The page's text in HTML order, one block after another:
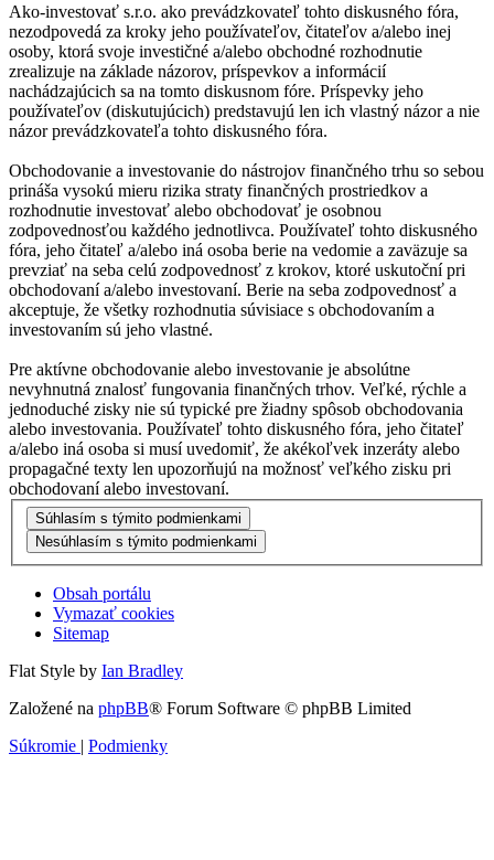
Ako-investovať s.r.o. ako prevádzkovateľ tohto diskusného fóra,
nezodpovedá za kroky jeho používateľov, čitateľov a/alebo inej
osoby, ktorá svoje investičné a/alebo obchodné rozhodnutie
zrealizuje na základe názorov, príspevkov a informácií
nachádzajúcich sa na tomto diskusnom fóre. Príspevky jeho
používateľov (diskutujúcich) predstavujú len ich vlastný názor a nie
názor prevádzkovateľa tohto diskusného fóra.
Obchodovanie a investovanie do nástrojov finančného trhu so sebou
prináša vysokú mieru rizika straty finančných prostriedkov a
rozhodnutie investovať alebo obchodovať je osobnou
zodpovednosťou každého jednotlivca. Používateľ tohto diskusného
fóra, jeho čitateľ a/alebo iná osoba berie na vedomie a zaväzuje sa
prevziať na seba celú zodpovednosť z krokov, ktoré uskutoční pri
obchodovaní a/alebo investovaní. Berie na seba zodpovednosť a
akceptuje, že všetky rozhodnutia súvisiace s obchodovaním a
investovaním sú jeho vlastné.
Pre aktívne obchodovanie alebo investovanie je absolútne
nevyhnutná znalosť fungovania finančných trhov. Veľké, rýchle a
jednoduché zisky nie sú typické pre žiadny spôsob obchodovania
alebo investovania. Používateľ tohto diskusného fóra, jeho čitateľ
a/alebo iná osoba si musí uvedomiť, že akékoľvek inzeráty alebo
propagačné texty len upozorňujú na možnosť veľkého zisku pri
obchodovaní alebo investovaní.
Obsah portálu
Vymazať cookies
Sitemap
Flat Style by Ian Bradley
Založené na phpBB® Forum Software © phpBB Limited
Súkromie | Podmienky